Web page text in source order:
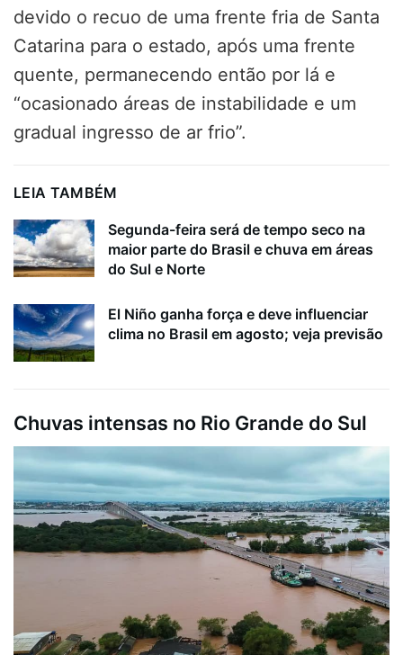
devido o recuo de uma frente fria de Santa
Catarina para o estado, após uma frente
quente, permanecendo então por lá e
“ocasionado áreas de instabilidade e um
gradual ingresso de ar frio”.
LEIA TAMBÉM
Segunda-feira será de tempo seco na
maior parte do Brasil e chuva em áreas
do Sul e Norte
El Niño ganha força e deve influenciar
clima no Brasil em agosto; veja previsão
Chuvas intensas no Rio Grande do Sul